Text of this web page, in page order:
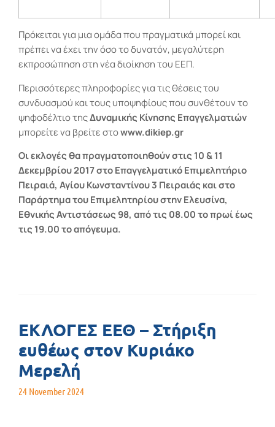
Πρόκειται για μια ομάδα που πραγματικά μπορεί και
πρέπει να έχει την όσο το δυνατόν, μεγαλύτερη
εκπροσώπηση στη νέα διοίκηση του ΕΕΠ.
Περισσότερες πληροφορίες για τις θέσεις του
συνδυασμού και τους υποψηφίους που συνθέτουν το
ψηφοδέλτιο τηςΔυναμικής Κίνησης Επαγγελματιών
μπορείτε να βρείτε στοwww.dikiep.gr
Οι εκλογές θα πραγματοποιηθούν στις 10 & 11
Δεκεμβρίου 2017 στο Επαγγελματικό Επιμελητήριο
Πειραιά, Αγίου Κωνσταντίνου 3 Πειραιάς και στο
Παράρτημα του Επιμελητηρίου στην Ελευσίνα,
Εθνικής Αντιστάσεως 98, από τις 08.00 το πρωί έως
τις 19.00 το απόγευμα.
ΕΚΛΟΓΕΣ ΕΕΘ – Στήριξη
ευθέως στον Κυριάκο
Μερελή
24 November 2024